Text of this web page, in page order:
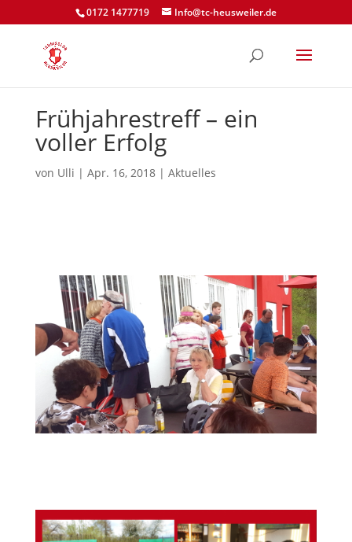
0172 1477719 Info@tc-heusweiler.de
Frühjahrestreff – ein
voller Erfolg
von Ulli | Apr. 16, 2018| Aktuelles